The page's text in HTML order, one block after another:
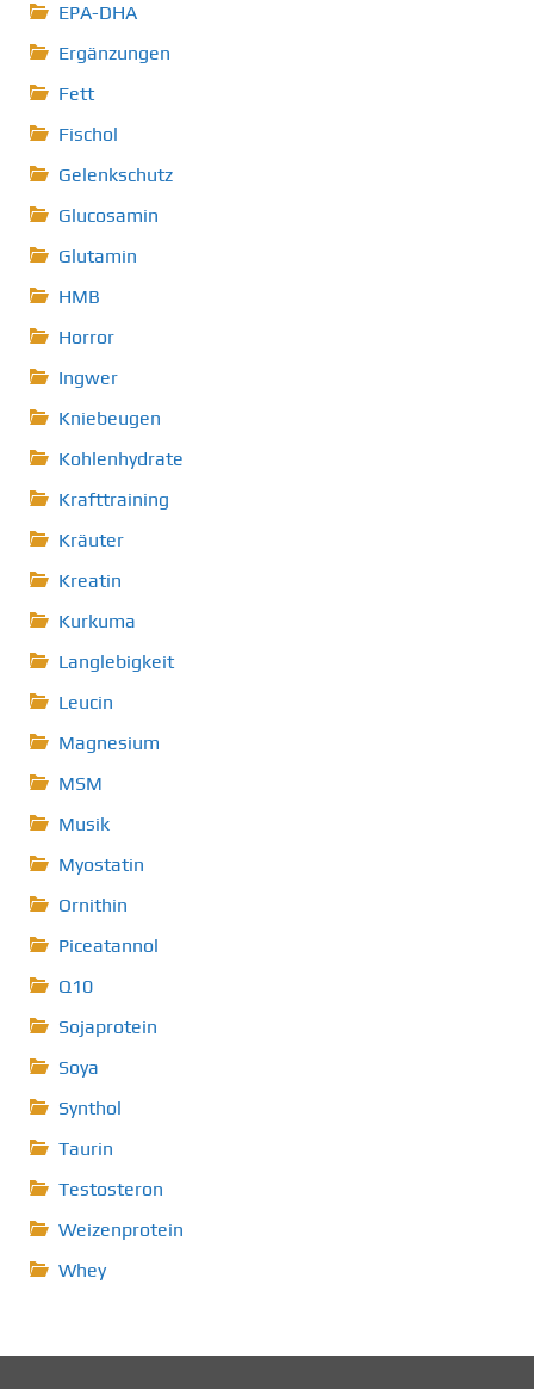
EPA-DHA
Ergänzungen
Fett
Fischol
Gelenkschutz
Glucosamin
Glutamin
HMB
Horror
Ingwer
Kniebeugen
Kohlenhydrate
Krafttraining
Kräuter
Kreatin
Kurkuma
Langlebigkeit
Leucin
Magnesium
MSM
Musik
Myostatin
Ornithin
Piceatannol
Q10
Sojaprotein
Soya
Synthol
Taurin
Testosteron
Weizenprotein
Whey